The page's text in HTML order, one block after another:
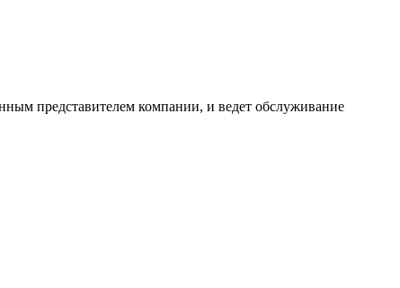
представителем компании, и ведет обслуживание